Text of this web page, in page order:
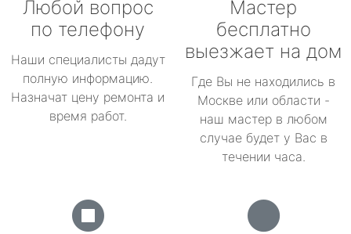
Любой вопрос
по телефону
Наши специалисты дадут
полную информацию.
Назначат цену ремонта и
время работ.
Мастер
бесплатно
выезжает на дом
Где Вы не находились в
Москве или области -
наш мастер в любом
случае будет у Вас в
течении часа.